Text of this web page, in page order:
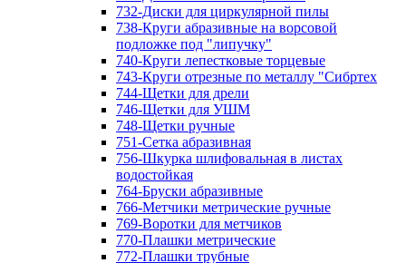
732-Диски для циркулярной пилы
738-Круги абразивные на ворсовой
подложке под "липучку"
740-Круги лепестковые торцевые
743-Круги отрезные по металлу "Сибртех
744-Щетки для дрели
746-Щетки для УШМ
748-Щетки ручные
751-Сетка абразивная
756-Шкурка шлифовальная в листах
водостойкая
764-Бруски абразивные
766-Метчики метрические ручные
769-Воротки для метчиков
770-Плашки метрические
772-Плашки трубные